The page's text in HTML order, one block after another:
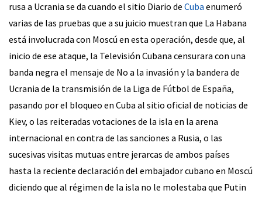
rusa a Ucrania se da cuando el sitio Diario de Cuba enumeró
varias de las pruebas que a su juicio muestran que La Habana
está involucrada con Moscú en esta operación, desde que, al
inicio de ese ataque, la Televisión Cubana censurara con una
banda negra el mensaje de No a la invasión y la bandera de
Ucrania de la transmisión de la Liga de Fútbol de España,
pasando por el bloqueo en Cuba al sitio oficial de noticias de
Kiev, o las reiteradas votaciones de la isla en la arena
internacional en contra de las sanciones a Rusia, o las
sucesivas visitas mutuas entre jerarcas de ambos países
hasta la reciente declaración del embajador cubano en Moscú
diciendo que al régimen de la isla no le molestaba que Putin